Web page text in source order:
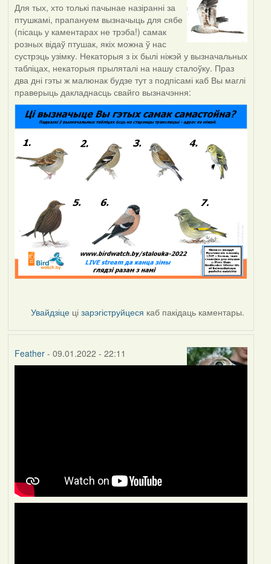
Для тых, хто толькі пачынае назіранні за
птушкамі, прапануем вызначыць для сябе
(пісаць у каментарах не трэба!) самак
розных відаў птушак, якіх можна ў нас
сустрэць узімку. Некаторыя з іх былі ніжэй у вызначальных
табліцах, некаторыя прыляталі на нашу сталоўку. Праз
два дні гэты ж малюнак будзе тут з подпісамі каб Вы маглі
праверыць дакладнасць свайго вызначэння:
Увайдзіце цізарэгіструйцеся каб пакідаць каментары.
Feather- 09.01.2022 - 22:11